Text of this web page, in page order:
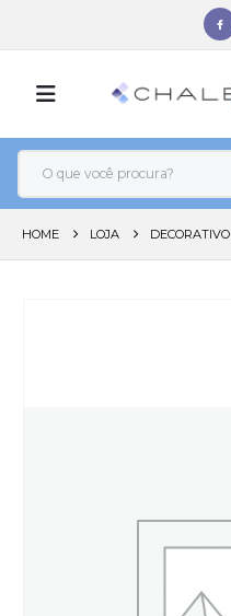
HOME LOJA DECORATIVO